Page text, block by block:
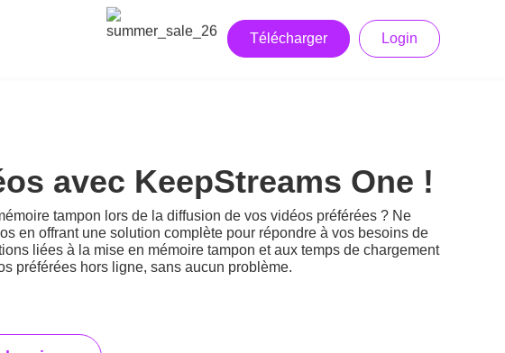
Télécharger Login
avec KeepStreams One !
tampon lors de la diffusion de vos vidéos préférées ? Ne
en offrant une solution complète pour répondre à vos besoins de
liées à la mise en mémoire tampon et aux temps de chargement
préférées hors ligne, sans aucun problème.